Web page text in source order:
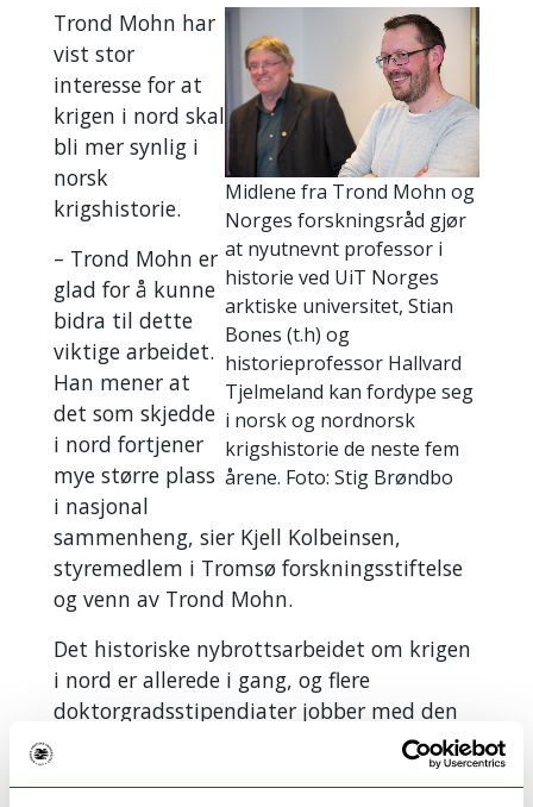
Midlene fra Trond Mohn og
Norges forskningsråd gjør
at nyutnevnt professor i
historie ved UiT Norges
arktiske universitet, Stian
Bones (t.h) og
historieprofessor Hallvard
Tjelmeland kan fordype seg
i norsk og nordnorsk
krigshistorie de neste fem
årene. Foto: Stig Brøndbo
Trond Mohn har
vist stor
interesse for at
krigen i nord skal
bli mer synlig i
norsk
krigshistorie.
– Trond Mohn er
glad for å kunne
bidra til dette
viktige arbeidet.
Han mener at
det som skjedde
i nord fortjener
mye større plass
i nasjonal
sammenheng, sier Kjell Kolbeinsen,
styremedlem i Tromsø forskningsstiftelse
og venn av Trond Mohn.
Det historiske nybrottsarbeidet om krigen
i nord er allerede i gang, og flere
doktorgradsstipendiater jobber med den
nordnorske historien, finansiert med